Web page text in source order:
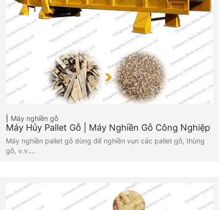
Máy nghiền gỗ
Máy Hủy Pallet Gỗ | Máy Nghiền Gỗ Công Nghiệp
Máy nghiền pallet gỗ dùng để nghiền vụn các pallet gỗ, thùng
gỗ, v.v.…